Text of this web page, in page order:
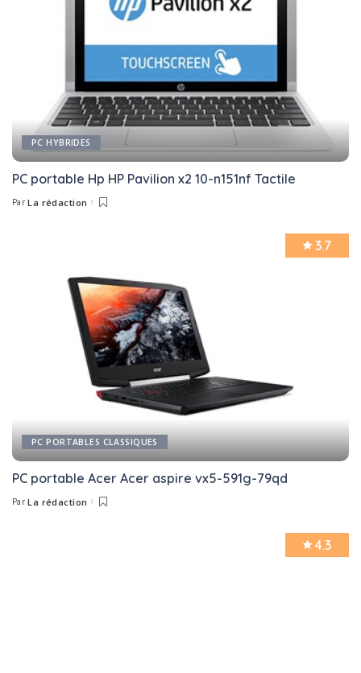
PC HYBRIDES
PC portable Hp HP Pavilion x2 10-n151nf Tactile
Posted
Par La rédaction
PC PORTABLES CLASSIQUES
3.7
PC portable Acer Acer aspire vx5-591g-79qd
Posted
Par La rédaction
4.3